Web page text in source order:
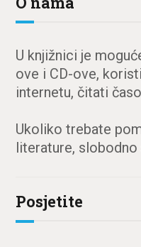
U knjižnici je
ove i CD-ove,
internetu, čitati
Ukoliko trebate
literature,
Posjetite